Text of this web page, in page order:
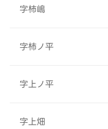
字柿嶋
字柿ノ平
字上ノ平
字上畑